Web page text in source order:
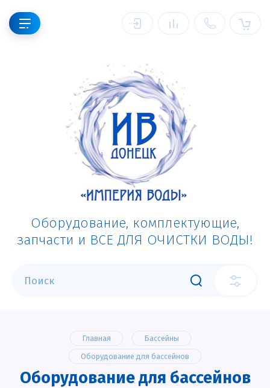
Оборудование, комплектующие,
запчасти и ВСЕ ДЛЯ ОЧИСТКИ ВОДЫ!
Главная
Бассейны
Оборудование для бассейнов
Оборудование для бассейнов